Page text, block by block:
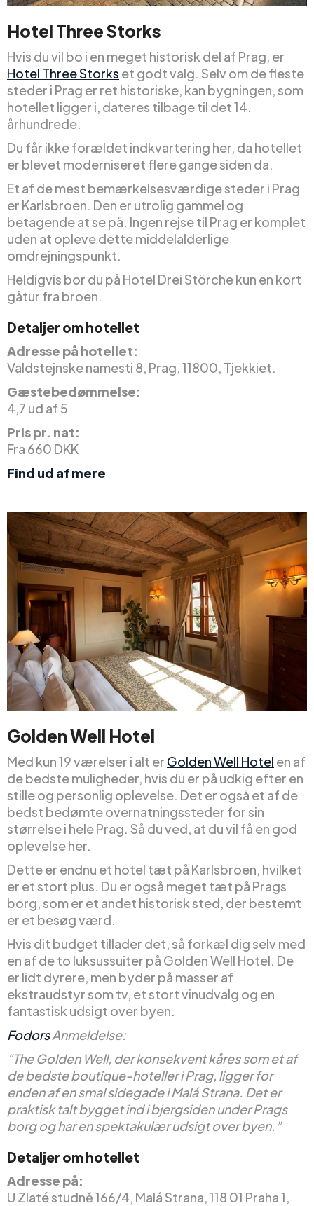
Hotel Three Storks
Hvis du vil bo i en meget historisk del af Prag, er
Hotel Three Storks et godt valg. Selv om de fleste
steder i Prag er ret historiske, kan bygningen, som
hotellet ligger i, dateres tilbage til det 14.
århundrede.
Du får ikke forældet indkvartering her, da hotellet
er blevet moderniseret flere gange siden da.
Et af de mest bemærkelsesværdige steder i Prag
er Karlsbroen. Den er utrolig gammel og
betagende at se på. Ingen rejse til Prag er komplet
uden at opleve dette middelalderlige
omdrejningspunkt.
Heldigvis bor du på Hotel Drei Störche kun en kort
gåtur fra broen.
Detaljer om hotellet
Adresse på hotellet:
Valdstejnske namesti 8, Prag, 11800, Tjekkiet.
Gæstebedømmelse:
4,7 ud af 5
Pris pr. nat:
Fra 660 DKK
Find ud af mere
Golden Well Hotel
Med kun 19 værelser i alt er Golden Well Hotel en af
de bedste muligheder, hvis du er på udkig efter en
stille og personlig oplevelse. Det er også et af de
bedst bedømte overnatningssteder for sin
størrelse i hele Prag. Så du ved, at du vil få en god
oplevelse her.
Dette er endnu et hotel tæt på Karlsbroen, hvilket
er et stort plus. Du er også meget tæt på Prags
borg, som er et andet historisk sted, der bestemt
er et besøg værd.
Hvis dit budget tillader det, så forkæl dig selv med
en af de to luksussuiter på Golden Well Hotel. De
er lidt dyrere, men byder på masser af
ekstraudstyr som tv, et stort vinudvalg og en
fantastisk udsigt over byen.
FodorsAnmeldelse:
“The Golden Well, der konsekvent kåres som et af
de bedste boutique-hoteller i Prag, ligger for
enden af en smal sidegade i Malá Strana. Det er
praktisk talt bygget ind i bjergsiden under Prags
borg og har en spektakulær udsigt over byen.”
Detaljer om hotellet
Adresse på:
U Zlaté studně 166/4, Malá Strana, 118 01 Praha 1,